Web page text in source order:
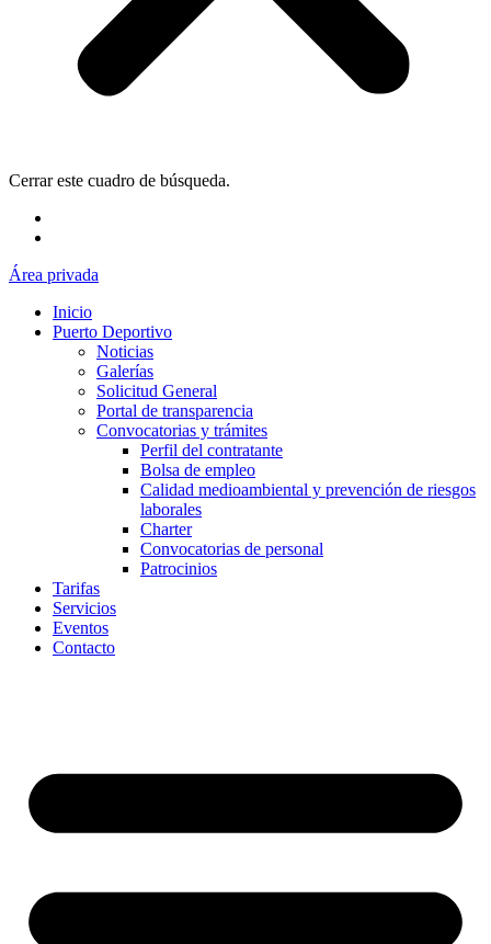
Cerrar este cuadro de búsqueda.
Área privada
Inicio
Puerto Deportivo
Noticias
Galerías
Solicitud General
Portal de transparencia
Convocatorias y trámites
Perfil del contratante
Bolsa de empleo
Calidad medioambiental y prevención de riesgos
laborales
Charter
Convocatorias de personal
Patrocinios
Tarifas
Servicios
Eventos
Contacto